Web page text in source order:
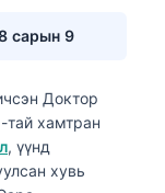
сарын 9
Доктор
-тай хамтран
, үүнд
хувь